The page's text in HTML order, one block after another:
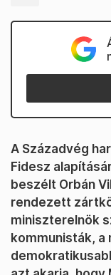
A Századvég
Fidesz
beszélt Orbán
rendezett
miniszterelnök
kommunisták, a